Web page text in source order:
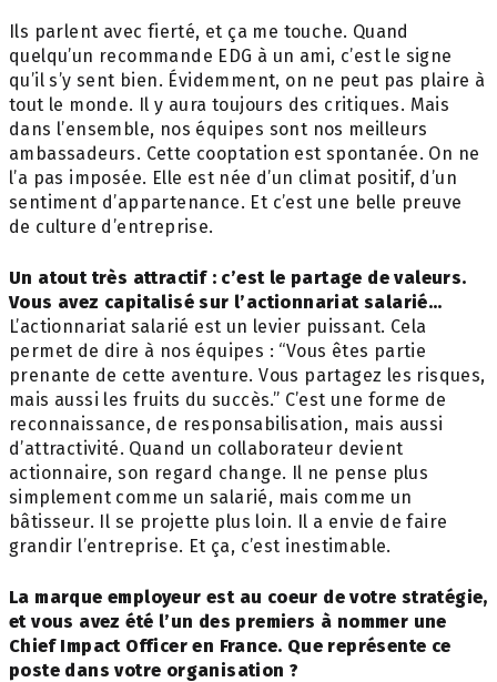
Ils parlent avec fierté, et ça me touche. Quand
quelqu’un recommande EDG à un ami, c’est le signe
qu’il s’y sent bien. Évidemment, on ne peut pas plaire à
tout le monde. Il y aura toujours des critiques. Mais
dans l’ensemble, nos équipes sont nos meilleurs
ambassadeurs. Cette cooptation est spontanée. On ne
l’a pas imposée. Elle est née d’un climat positif, d’un
sentiment d’appartenance. Et c’est une belle preuve
de culture d’entreprise.
Un atout très attractif : c’est le partage de valeurs.
Vous avez capitalisé sur l’actionnariat salarié…
L’actionnariat salarié est un levier puissant. Cela
permet de dire à nos équipes : “Vous êtes partie
prenante de cette aventure. Vous partagez les risques,
mais aussi les fruits du succès.” C’est une forme de
reconnaissance, de responsabilisation, mais aussi
d’attractivité. Quand un collaborateur devient
actionnaire, son regard change. Il ne pense plus
simplement comme un salarié, mais comme un
bâtisseur. Il se projette plus loin. Il a envie de faire
grandir l’entreprise. Et ça, c’est inestimable.
La marque employeur est au coeur de votre stratégie,
et vous avez été l’un des premiers à nommer une
Chief Impact Officer en France. Que représente ce
poste dans votre organisation ?